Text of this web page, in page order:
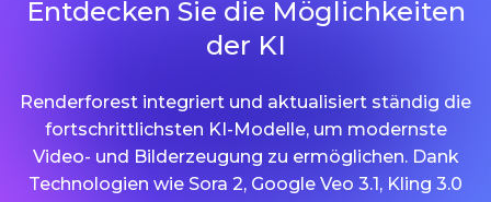
Entdecken Sie die Möglichkeiten
der KI
Renderforest integriert und aktualisiert ständig die
fortschrittlichsten KI-Modelle, um modernste
Video- und Bilderzeugung zu ermöglichen. Dank
Technologien wie Sora 2, Google Veo 3.1, Kling 3.0